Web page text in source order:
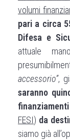
volumi
pari a circa
Difesa e
attuale
accessorio”,
saranno
FESI) da
siamo già